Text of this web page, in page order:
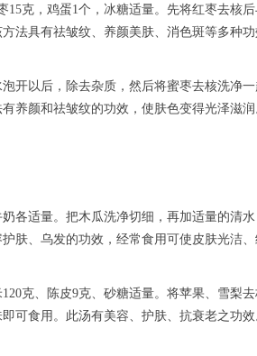
15克，鸡蛋1个，冰糖适量。先将红枣去核
法具有祛皱纹、养颜美肤、消色斑等多种
开以后，除去杂质，然后将蜜枣去核洗净
养颜和祛皱纹的功效，使肤色变得光泽滋润
各适量。把木瓜洗净切细，再加适量的清
肤、乌发的功效，经常食用可使皮肤光洁
克、陈皮9克、砂糖适量。将苹果、雪梨
可食用。此汤有美容、护肤、抗衰老之功效